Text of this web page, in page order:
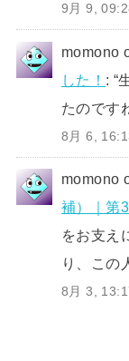
9月 9,
momono
した！ : “
たのです
8月 6,
momono
補）｜第
をお支え
り、この
8月 3,